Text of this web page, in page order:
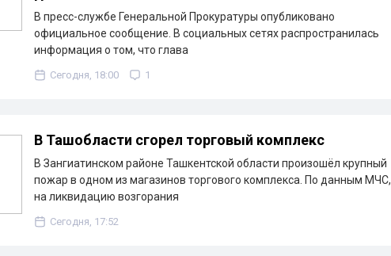
В пресс-службе Генеральной Прокуратуры опубликовано
официальное сообщение. В социальных сетях распространилась
информация о том, что глава
Сегодня, 18:00 1
В Ташобласти сгорел торговый комплекс
В Зангиатинском районе Ташкентской области произошёл крупный
пожар в одном из магазинов торгового комплекса. По данным МЧС,
на ликвидацию возгорания
Сегодня, 17:52